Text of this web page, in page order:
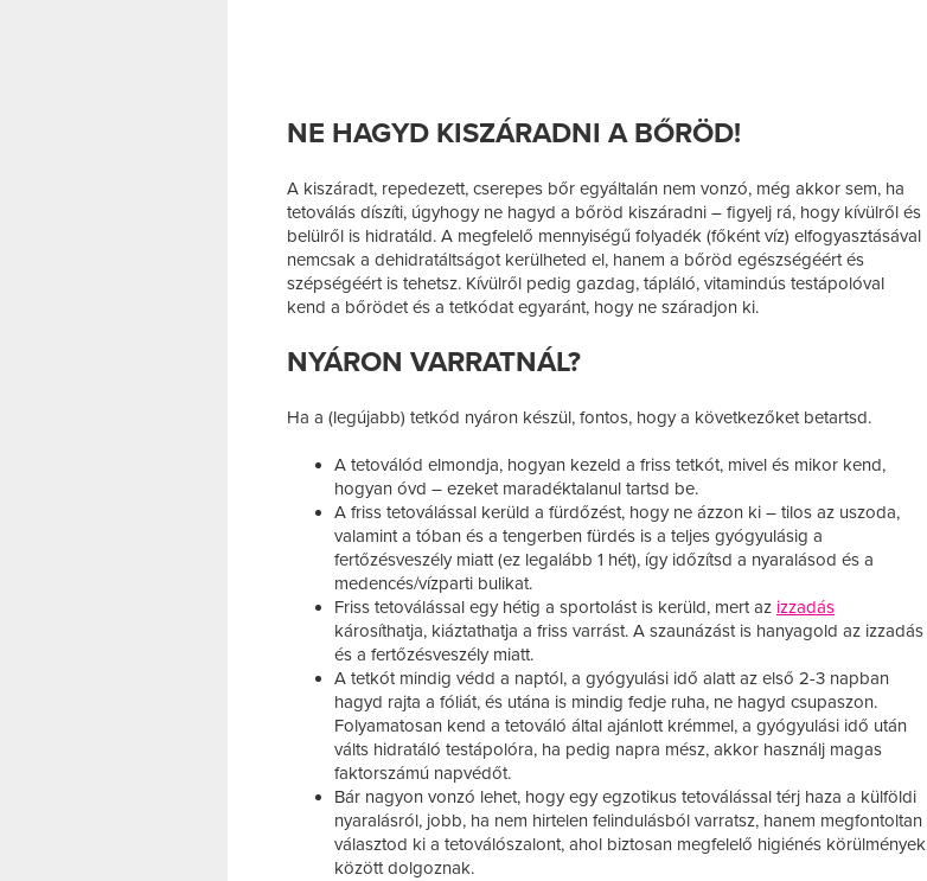
NE HAGYD KISZÁRADNI A BŐRÖD!
A kiszáradt, repedezett, cserepes bőr egyáltalán nem vonzó, még akkor sem, ha
tetoválás díszíti, úgyhogy ne hagyd a bőröd kiszáradni – figyelj rá, hogy kívülről és
belülről is hidratáld. A megfelelő mennyiségű folyadék (főként víz) elfogyasztásával
nemcsak a dehidratáltságot kerülheted el, hanem a bőröd egészségéért és
szépségéért is tehetsz. Kívülről pedig gazdag, tápláló, vitamindús testápolóval
kend a bőrödet és a tetkódat egyaránt, hogy ne száradjon ki.
NYÁRON VARRATNÁL?
Ha a (legújabb) tetkód nyáron készül, fontos, hogy a következőket betartsd.
A tetoválód elmondja, hogyan kezeld a friss tetkót, mivel és mikor kend,
hogyan óvd – ezeket maradéktalanul tartsd be.
A friss tetoválással kerüld a fürdőzést, hogy ne ázzon ki – tilos az uszoda,
valamint a tóban és a tengerben fürdés is a teljes gyógyulásig a
fertőzésveszély miatt (ez legalább 1 hét), így időzítsd a nyaralásod és a
medencés/vízparti bulikat.
Friss tetoválással egy hétig a sportolást is kerüld, mert az izzadás
károsíthatja, kiáztathatja a friss varrást. A szaunázást is hanyagold az izzadás
és a fertőzésveszély miatt.
A tetkót mindig védd a naptól, a gyógyulási idő alatt az első 2-3 napban
hagyd rajta a fóliát, és utána is mindig fedje ruha, ne hagyd csupaszon.
Folyamatosan kend a tetováló által ajánlott krémmel, a gyógyulási idő után
válts hidratáló testápolóra, ha pedig napra mész, akkor használj magas
faktorszámú napvédőt.
Bár nagyon vonzó lehet, hogy egy egzotikus tetoválással térj haza a külföldi
nyaralásról, jobb, ha nem hirtelen felindulásból varratsz, hanem megfontoltan
választod ki a tetoválószalont, ahol biztosan megfelelő higiénés körülmények
között dolgoznak.